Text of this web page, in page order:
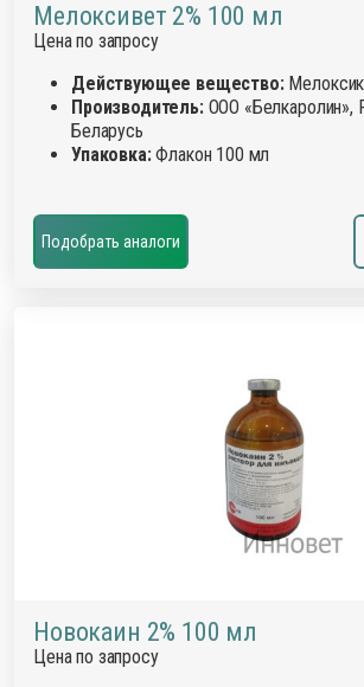
Мелоксивет 2% 100 мл
Цена по запросу
Действующее вещество:
Производитель:ООО «Белкаролин»,
Беларусь
Упаковка:Флакон 100 мл
Подобрать аналоги
Новокаин 2% 100 мл
Цена по запросу